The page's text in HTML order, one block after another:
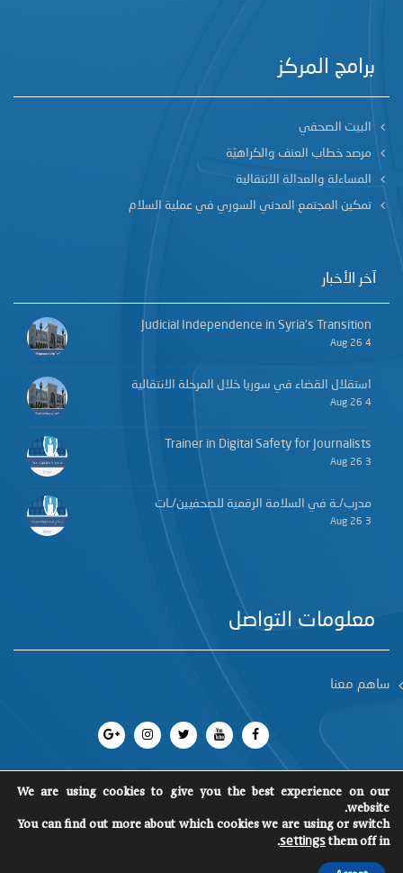
برامج المركز
البيت الصحفي
مرصد خطاب العنف والكراهيّة
المساءلة والعدالة الانتقالية
تمكين المجتمع المدني السوري في عملية السلام
آخر الأخبار
Judicial Independence in Syria’s Transition
4 Aug 26
استقلال القضاء في سوريا خلال المرحلة الانتقالية
4 Aug 26
Trainer in Digital Safety for Journalists
3 Aug 26
مدرب/ـة في السلامة الرقمية للصحفيين/ـات
3 Aug 26
معلومات التواصل
ساهم معنا
جميع الحقوق محفوظة 2018 SCM
©
We are using cookies to give you the best experience on our
website.
You can find out more about which cookies we are using or switch
them off in
settings
.